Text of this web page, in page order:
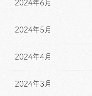
2024年6月
2024年5月
2024年4月
2024年3月